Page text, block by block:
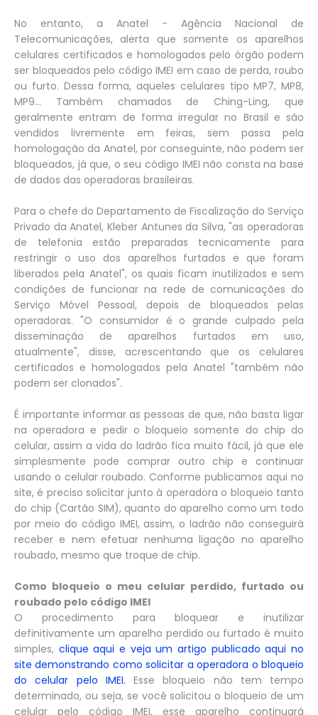
No entanto, a Anatel - Agência Nacional de
Telecomunicações, alerta que somente os aparelhos
celulares certificados e homologados pelo órgão podem
ser bloqueados pelo código IMEI em caso de perda, roubo
ou furto. Dessa forma, aqueles celulares tipo MP7, MP8,
MP9... Também chamados de Ching-Ling, que
geralmente entram de forma irregular no Brasil e são
vendidos livremente em feiras, sem passa pela
homologação da Anatel, por conseguinte, não podem ser
bloqueados, já que, o seu código IMEI não consta na base
de dados das operadoras brasileiras.
Para o chefe do Departamento de Fiscalização do Serviço
Privado da Anatel, Kleber Antunes da Silva, "as operadoras
de telefonia estão preparadas tecnicamente para
restringir o uso dos aparelhos furtados e que foram
liberados pela Anatel", os quais ficam inutilizados e sem
condições de funcionar na rede de comunicações do
Serviço Móvel Pessoal, depois de bloqueados pelas
operadoras. "O consumidor é o grande culpado pela
disseminação de aparelhos furtados em uso,
atualmente", disse, acrescentando que os celulares
certificados e homologados pela Anatel "também não
podem ser clonados".
É importante informar as pessoas de que, não basta ligar
na operadora e pedir o bloqueio somente do chip do
celular, assim a vida do ladrão fica muito fácil, já que ele
simplesmente pode comprar outro chip e continuar
usando o celular roubado. Conforme publicamos aqui no
site, é preciso solicitar junto à operadora o bloqueio tanto
do chip (Cartão SIM), quanto do aparelho como um todo
por meio do código IMEI, assim, o ladrão não conseguirá
receber e nem efetuar nenhuma ligação no aparelho
roubado, mesmo que troque de chip.
Como bloqueio o meu celular perdido, furtado ou
roubado pelo código IMEI
O procedimento para bloquear e inutilizar
definitivamente um aparelho perdido ou furtado é muito
simples, clique aqui e veja um artigo publicado aqui no
site demonstrando como solicitar a operadora o bloqueio
do celular pelo IMEI. Esse bloqueio não tem tempo
determinado, ou seja, se você solicitou o bloqueio de um
celular pelo código IMEI, esse aparelho continuará